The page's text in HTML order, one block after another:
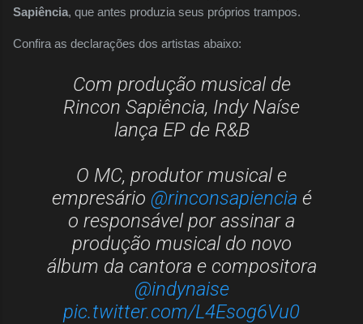
Sapiência, que antes produzia seus próprios trampos.
Confira as declarações dos artistas abaixo:
Com produção musical de
Rincon Sapiência, Indy Naíse
lança EP de R&B
O MC, produtor musical e
empresário @rinconsapiencia é
o responsável por assinar a
produção musical do novo
álbum da cantora e compositora
@indynaise
pic.twitter.com/L4Esog6Vu0